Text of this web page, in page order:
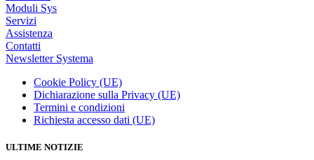
Moduli Sys
Servizi
Assistenza
Contatti
Newsletter Systema
Cookie Policy (UE)
Dichiarazione sulla Privacy (UE)
Termini e condizioni
Richiesta accesso dati (UE)
ULTIME NOTIZIE